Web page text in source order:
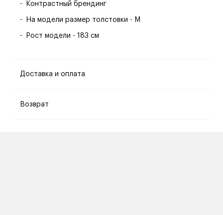
Контрастный брендинг
На модели размер толстовки - M
Рост модели - 183 см
Доставка и оплата
Возврат